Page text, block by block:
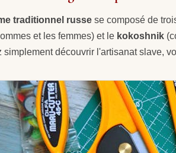
traditionnel russe se composé de
et les femmes) et le kokoshnik
simplement découvrir l'artisanat slave,